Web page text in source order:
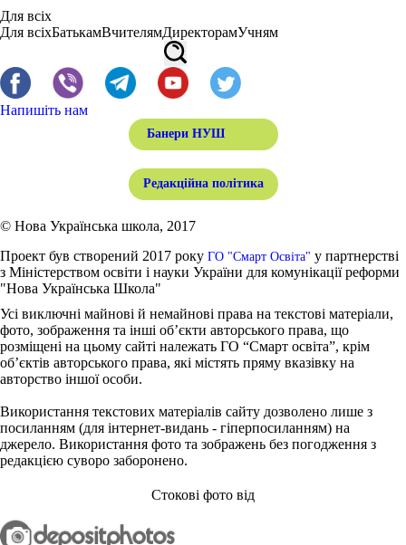
Для всіх
Для всіхБатькамВчителямДиректорамУчням
Напишіть нам
Банери НУШ
Редакційна політика
© Нова Українська школа, 2017
Проект був створений 2017 року ГО "Смарт Освіта" у партнерстві
з Міністерством освіти і науки України для комунікації реформи
"Нова Українська Школа"
Усі виключні майнові й немайнові права на текстові матеріали,
фото, зображення та інші об’єкти авторського права, що
розміщені на цьому сайті належать ГО “Смарт освіта”, крім
об’єктів авторського права, які містять пряму вказівку на
авторство іншої особи.
Використання текстових матеріалів сайту дозволено лише з
посиланням (для інтернет-видань - гіперпосиланням) на
джерело. Використання фото та зображень без погодження з
редакцією суворо заборонено.
Стокові фото від